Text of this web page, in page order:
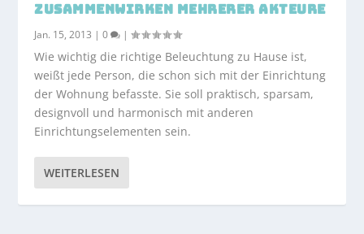
ZUSAMMENWIRKEN MEHRERER AKTEURE
Jan. 15, 2013 |0 |
Wie wichtig die richtige Beleuchtung zu Hause ist,
weißt jede Person, die schon sich mit der Einrichtung
der Wohnung befasste. Sie soll praktisch, sparsam,
designvoll und harmonisch mit anderen
Einrichtungselementen sein.
WEITERLESEN